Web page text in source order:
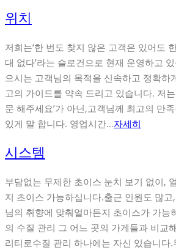
위치
저희는‘한 번도 찾지 않은 고객은 있어도
대 없다’라는 슬로건으로 현재 운영하고
으시는 고객님의 목적을 신속하고 정확하
고의 가이드를 약속 드리고 있습니다. 저
문 해주세요’가 아닌,고객님께 최고의 만
있게 말 합니다. 영업시간…자세히
시스템
부담없는 무제한 초이스 눈치 보기 없이,
지 초이스 가능하십니다.출근 인원도 많
님의 취향에 맞춰얼마든지 초이스가 가능
의 수질 관리 그 어느 곳의 가게들과 비교
리티로수질 관리 하나에는 자신 있습니다